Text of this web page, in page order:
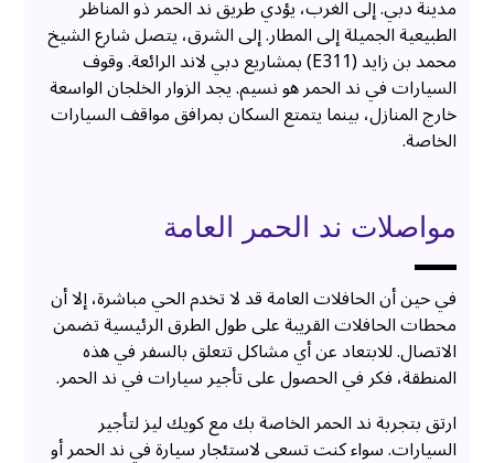
مدينة دبي. إلى الغرب، يؤدي طريق ند الحمر ذو المناظر
الطبيعية الجميلة إلى المطار. إلى الشرق، يتصل شارع الشيخ
محمد بن زايد (E311) بمشاريع دبي لاند الرائعة. وقوف
السيارات في ند الحمر هو نسيم. يجد الزوار الخلجان الواسعة
خارج المنازل، بينما يتمتع السكان بمرافق مواقف السيارات
الخاصة.
مواصلات ند الحمر العامة
في حين أن الحافلات العامة قد لا تخدم الحي مباشرة، إلا أن
محطات الحافلات القريبة على طول الطرق الرئيسية تضمن
الاتصال. للابتعاد عن أي مشاكل تتعلق بالسفر في هذه
المنطقة، فكر في الحصول على تأجير سيارات في ند الحمر.
ارتق بتجربة ند الحمر الخاصة بك مع كويك ليز لتأجير
السيارات. سواء كنت تسعى لاستئجار سيارة في ند الحمر أو